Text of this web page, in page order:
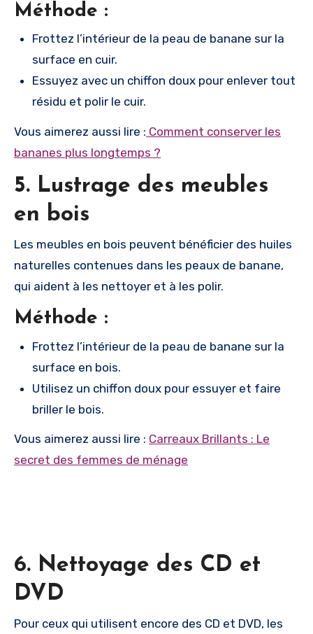
Méthode :
Frottez l’intérieur de la peau de banane sur la
surface en cuir.
Essuyez avec un chiffon doux pour enlever tout
résidu et polir le cuir.
Vous aimerez aussi lire : Comment conserver les
bananes plus longtemps ?
5. Lustrage des meubles
en bois
Les meubles en bois peuvent bénéficier des huiles
naturelles contenues dans les peaux de banane,
qui aident à les nettoyer et à les polir.
Méthode :
Frottez l’intérieur de la peau de banane sur la
surface en bois.
Utilisez un chiffon doux pour essuyer et faire
briller le bois.
Vous aimerez aussi lire : Carreaux Brillants : Le
secret des femmes de ménage
6. Nettoyage des CD et
DVD
Pour ceux qui utilisent encore des CD et DVD, les